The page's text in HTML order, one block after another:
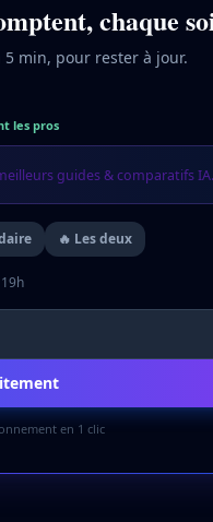
chaque
5 min, pour rester à jour.
les pros
guides & comparatifs IA.
🔥 Les deux
en 1 clic